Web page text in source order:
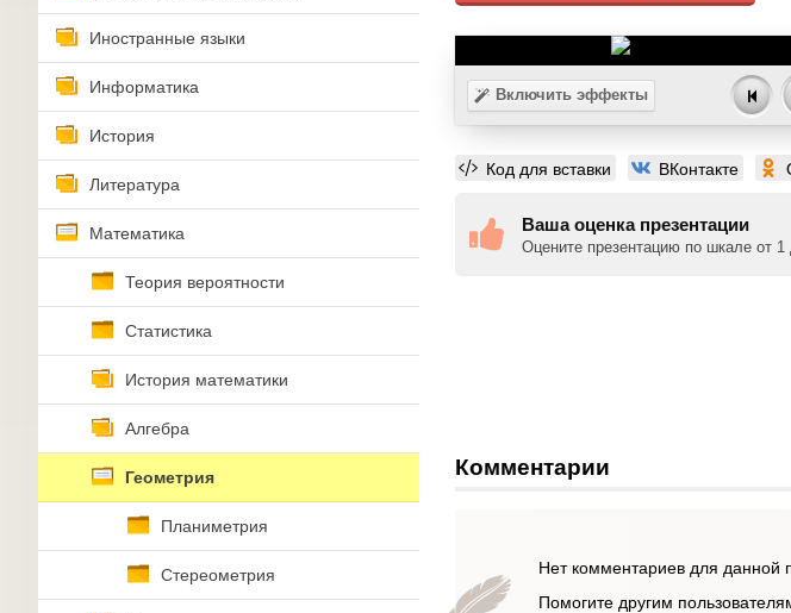
Иностранные языки
Информатика
История
Литература
Математика
Теория вероятности
Статистика
История математики
Алгебра
Геометрия
Планиметрия
Стереометрия
Включить эффекты
Код для вставки ВКонтакте
Ваша оценка презентации
Оцените презентацию по шкале от
Комментарии
Нет комментариев для данной
Помогите другим